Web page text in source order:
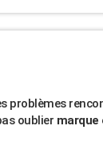
problèmes
oublier marque